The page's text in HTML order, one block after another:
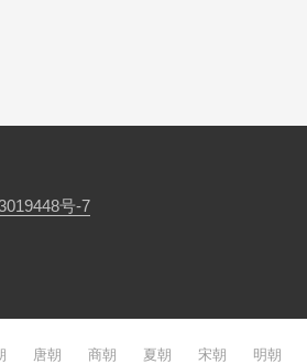
号-7
唐朝 商朝 夏朝 宋朝 明朝